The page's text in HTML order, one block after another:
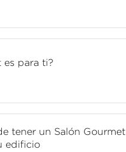
es para ti?
tener un Salón Gourmet
edificio